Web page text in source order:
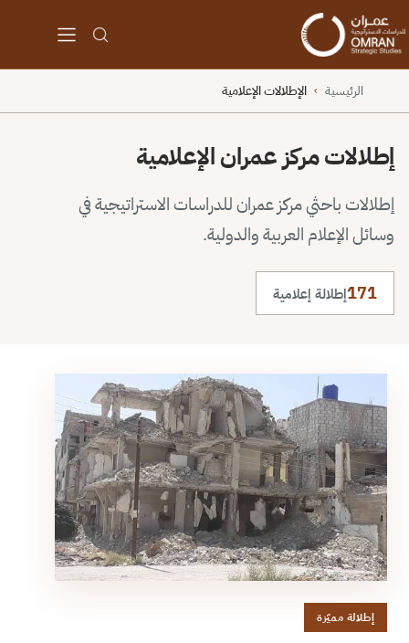
الرئيسية › الإطلالات الإعلامية
إطلالات مركز عمران الإعلامية
إطلالات باحثي مركز عمران للدراسات الاستراتيجية في
وسائل الإعلام العربية والدولية.
171إطلالة إعلامية
إطلالة مميّزة